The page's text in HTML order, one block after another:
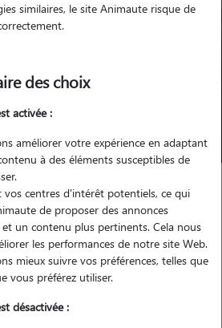
quel animal ?
mon Pet Sitter
Occitanie Gers Mirepoix
à Mirepoix
similaires, le site Animaute risque de
des choix
activée :
améliorer votre expérience en adaptant
à des éléments susceptibles de
vos centres d'intérêt potentiels, ce qui
de proposer des annonces
un contenu plus pertinents. Cela nous
les performances de notre site Web.
mieux suivre vos préférences, telles que
vous préférez utiliser.
désactivée :